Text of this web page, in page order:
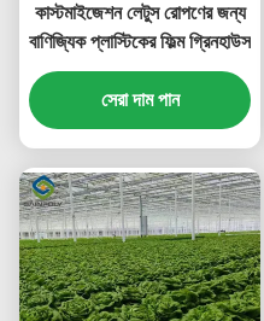
কাস্টমাইজেশন লেটুস রোপণের জন্য
বাণিজ্যিক প্লাস্টিকের ফিল্ম গ্রিনহাউস
সেরা দাম পান